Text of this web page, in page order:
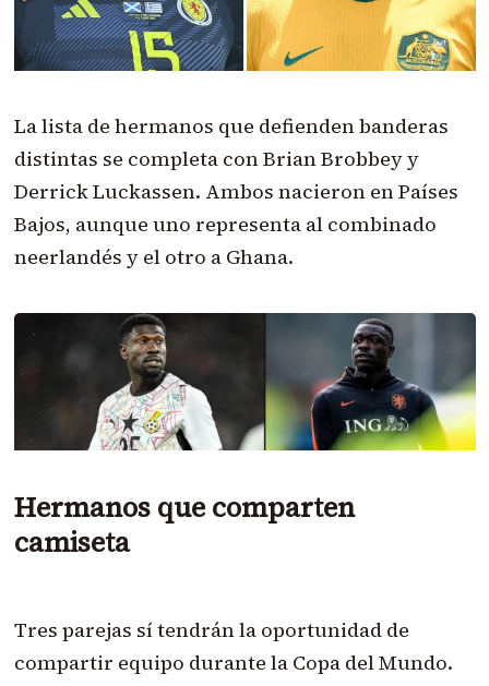
La lista de hermanos que defienden banderas
distintas se completa con Brian Brobbey y
Derrick Luckassen. Ambos nacieron en Países
Bajos, aunque uno representa al combinado
neerlandés y el otro a Ghana.
Hermanos que comparten
camiseta
Tres parejas sí tendrán la oportunidad de
compartir equipo durante la Copa del Mundo.